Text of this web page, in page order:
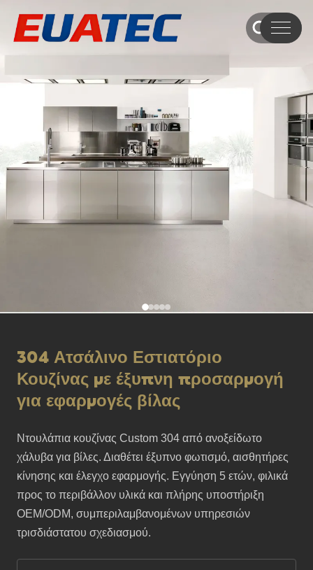
304 Ατσάλινο Εστιατόριο
Κουζίνας με έξυπνη προσαρμογή
για εφαρμογές βίλας
Ντουλάπια κουζίνας Custom 304 από ανοξείδωτο
χάλυβα για βίλες. Διαθέτει έξυπνο φωτισμό, αισθητήρες
κίνησης και έλεγχο εφαρμογής. Εγγύηση 5 ετών, φιλικά
προς το περιβάλλον υλικά και πλήρης υποστήριξη
OEM/ODM, συμπεριλαμβανομένων υπηρεσιών
τρισδιάστατου σχεδιασμού.